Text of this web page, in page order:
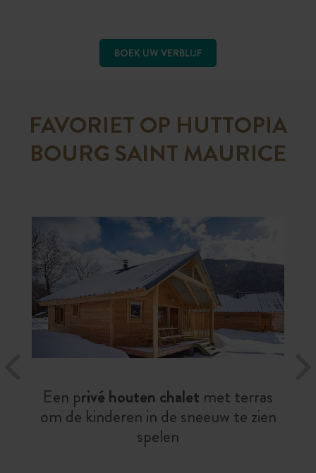
BOEK UW VERBLIJF
FAVORIET OP HUTTOPIA
BOURG SAINT MAURICE
Een privé houten chalet met terras
om de kinderen in de sneeuw te zien
spelen